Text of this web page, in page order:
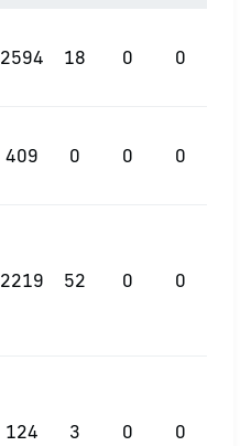
2594 18 0 0
409 0 0 0
2219 52 0 0
124 3 0 0